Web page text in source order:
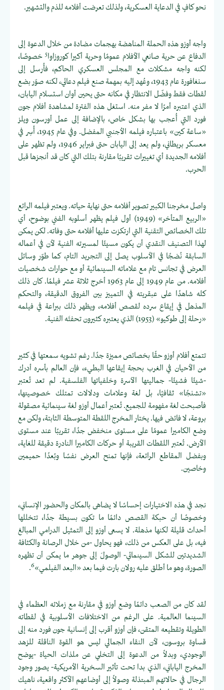
نحو كافٍ في الدعاية العسكرية، ولذلك تعرضت أفلامه للذم والتشهير.
واجه أوزو هذه الحملة المناهضة بهجمات مضادة من خلال الدعوة إلى
الدفاع عن حرية صانعي الأفلام عمومًا وحرية أكيرا كوروزاوا5 خصوصًا،
لكنه واجه مشكلات مع المجلس العسكري الحاكم، فأُرسل إلى
سنغافورة عام 1943، وعُهد إليه بمهمة صنع فيلم دعائي، لكنه صوّر بضع
لقطات فقط وفضّل الانتظار في مكانه حتى يحين أوان استسلام اليابان،
الذي اعتبره أمرًا لا مفر منه. استغل هذه الفترة لمشاهدة أفلام جون
فورد التي أُعجب بها بشكل خاص، بالإضافة إلى عمل أورسون ويلز
«ساعة كين» باعتباره فيلمه الأجنبي المفضل. وفي عام 1945، أُسِر في
معسكر بريطاني، ولم يعد إلى اليابان حتى فبراير 1946، ولم تظهر على
أفلامه الجديدة أي تغييرات تقريبًا مقارنة بتلك التي كان قد أنجزها قبل
الحرب.
واصل مخرجنا الكبير تصوير أفلامه حتى نهاية حياته. ويعتبر فيلمه الرائع
«الربيع المتأخر» (1949) أول فيلم يظهر أسلوبه الفني بوضوح، أي
تلك الخصائص التقنية التي ارتكزت عليها أفلامه حتى وفاته. لكن يمكن
لهذا التصنيف النقدي أن يكون مسيئًا لمسيرته الفنية لأن في أعماله
السابقة نُضجًا في الأسلوب يصل إلى التجريد التام، كما طوّر وسائل
العرض في تجانس تام مع علاماته السينمائية أو مع حوارات شخصيات
أفلامه. من عام 1949 إلى عام 1963 أخرج ثلاثة عشر فيلمًا. كان ذلك
كله شاهدًا على عبقريته في التمييز بين الفروق الدقيقة، والتحكم
المذهل في إيقاع سرده لقصص أفلامه، ويظهر ذلك ببراعة في فيلمه
«رحلة إلى طوكيو» (1953) الذي يعتبره كثيرون تحفتَه الفنية.
تتمتع أفلام أوزو حقًا بخصائص مميزة جدًا. رغم تشويه سمعتها في كثير
من الأحيان في الغرب بحجة إيقاعها البطيء، فإن العالم بأسره أدرك
-شيئًا فشيئًا- جماليتها الآسرة وخلفياتها الفلسفية. لم تعد تُعتبر
«تشنجًا» ثقافيًا، بل لغة وعلامات ودلالات تمتلك خصوصيتها،
فأصبحت لغة مفهومة للجميع. تُعتبر أعمال أوزو لغة سينمائية مصقولة
بروعة، لا فائض فيها. يختار المخرج اللقطة المتوسطة الثابتة، ولكن مع
وضع الكاميرا عمومًا على مستوى منخفض جدًا، تقريبًا عند مستوى
الأرض. تُعتبر اللقطات القريبة أو حركات الكاميرا النادرة دقيقة للغاية،
وبفضل المقاطع الرائعة، فإنها تمنح العرض نفسًا وبُعدًا حميمين
وخاصين.
نجد في هذه الاختيارات إحساسًا لا يضاهى بالمكان والحضور الإنساني،
وخصوصًا أن حبكة القصص دائمًا ما تكون بسيطة جدًا، تتخللها
أحداث قليلة لكنها مذهلة. لا يسعى أوزو إلى التمثيل الدرامي المبالغ
فيه، بل على العكس من ذلك، فهو يحاول -من خلال الرصانة والكثافة
الشديدتين للشكل السينمائي- الوصولَ إلى جوهر ما يمكن أن تظهره
الصورة، وهو ما أطلق عليه رولان بارت فيما بعد «البعد الفيلمي»6
.
لقد كان من الصعب دائمًا وضع أوزو في مقارنة مع زملائه العظماء في
السينما العالمية. على الرغم من الاختلافات الأسلوبية في لقطاته
الطويلة وتقطيعه المتقن، فإن أوزو أقرب إلى إنسانية جون فورد منه إلى
قساوة بروسون، لأن النقاء الجمالي ليس هو القوة الناقلة للزهد
الوجودي، وبدلاً من الدعوة إلى التخلي عن ملذات الحياة -يوضح
المخرج الياباني، الذي بدا تحت تأثير السخرية الأمريكية- يصور وجود
الرجال في حالاتهم المبتذلة وصولاً إلى أوضاعهم الأكثر واقعية، ناهيك